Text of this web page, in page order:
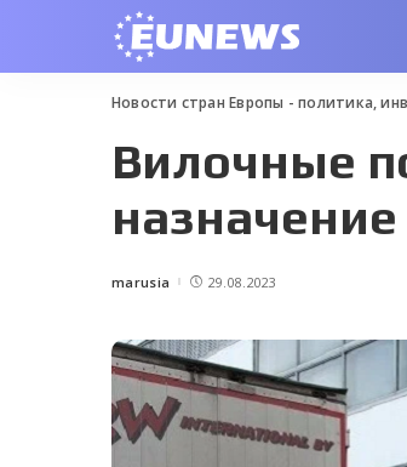
Новости стран Европы - политика,
Вилочные
назначение
Posted
marusia 29.08.2023